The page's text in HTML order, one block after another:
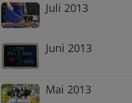
Juli 2013
Juni 2013
Mai 2013